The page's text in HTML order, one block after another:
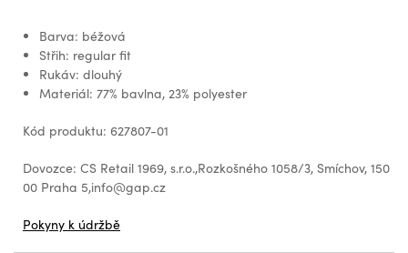
Barva: béžová
Střih: regular fit
Rukáv: dlouhý
Materiál: 77% bavlna, 23% polyester
Kód produktu: 627807-01
Dovozce: CS Retail 1969, s.r.o.,Rozkošného 1058/3, Smíchov, 150
00 Praha 5,info@gap.cz
Pokyny k údržbě